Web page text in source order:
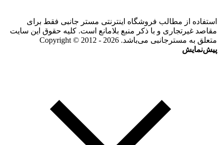
استفاده از مطالب فروشگاه اینترنتی مستر جانبی فقط برای
مقاصد غیرتجاری و با ذکر منبع بلامانع است. کلیه حقوق این سایت
متعلق به مسترجانبی می‌باشد. Copyright © 2012 - 2026
پیش‌نمایش